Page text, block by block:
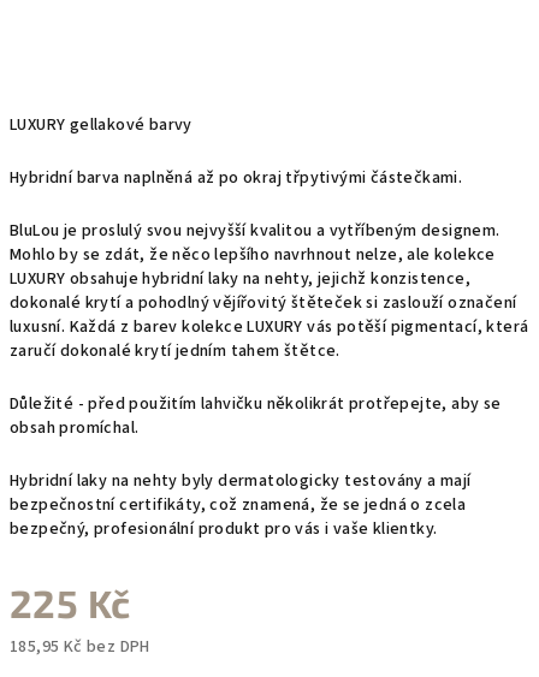
LUXURY gellakové barvy
Hybridní barva naplněná až po okraj třpytivými částečkami.
BluLou je proslulý svou nejvyšší kvalitou a vytříbeným designem.
Mohlo by se zdát, že něco lepšího navrhnout nelze, ale kolekce
LUXURY obsahuje hybridní laky na nehty, jejichž konzistence,
dokonalé krytí a pohodlný vějířovitý štěteček si zaslouží označení
luxusní. Každá z barev kolekce LUXURY vás potěší pigmentací, která
zaručí dokonalé krytí jedním tahem štětce.
Důležité - před použitím lahvičku několikrát protřepejte, aby se
obsah promíchal.
Hybridní laky na nehty byly dermatologicky testovány a mají
bezpečnostní certifikáty, což znamená, že se jedná o zcela
bezpečný, profesionální produkt pro vás i vaše klientky.
225 Kč
185,95 Kč bez DPH